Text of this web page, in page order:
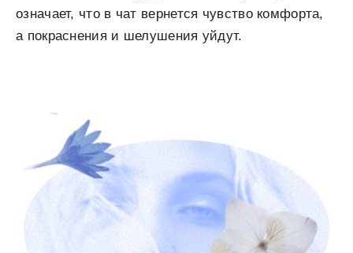
означает, что в чат вернется чувство комфорта,
а покраснения и шелушения уйдут.